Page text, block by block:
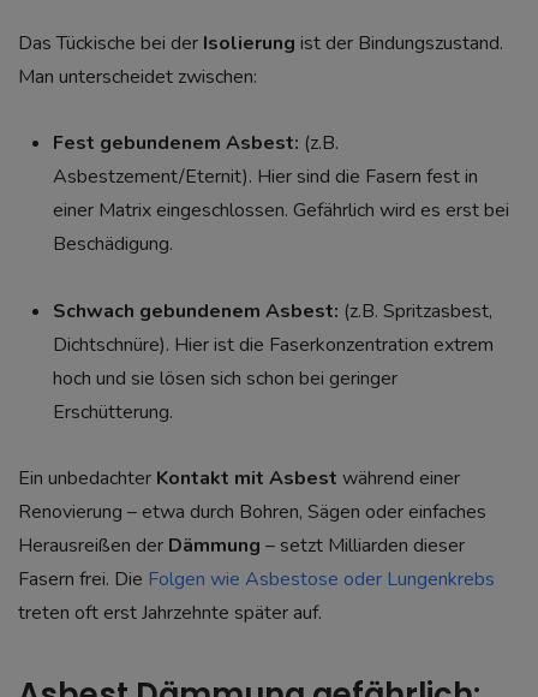
Das Tückische bei der Isolierung ist der Bindungszustand.
Man unterscheidet zwischen:
Fest gebundenem Asbest: (z.B.
Asbestzement/Eternit). Hier sind die Fasern fest in
einer Matrix eingeschlossen. Gefährlich wird es erst bei
Beschädigung.
Schwach gebundenem Asbest: (z.B. Spritzasbest,
Dichtschnüre). Hier ist die Faserkonzentration extrem
hoch und sie lösen sich schon bei geringer
Erschütterung.
Ein unbedachter Kontakt mit Asbest während einer
Renovierung – etwa durch Bohren, Sägen oder einfaches
Herausreißen der Dämmung – setzt Milliarden dieser
Fasern frei. Die Folgen wie Asbestose oder Lungenkrebs
treten oft erst Jahrzehnte später auf.